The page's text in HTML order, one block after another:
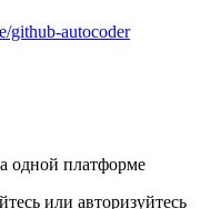
github-autocoder
одной платформе
или авторизуйтесь